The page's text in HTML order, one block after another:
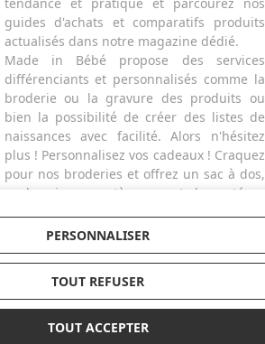
guides d'achats et comparatifs produits
actualisés dans notre magazine dédié.
Made in Bébé propose des services
différenciants et personnalisés comme la
broderie ou la gravure des produits ou
bien la possibilité de créer des listes de
naissances avec facilité. Alors n'hésitez
plus ! Personnalisez vos cadeaux ! Craquez
pour nos broderies et offrez un sac à dos,
un bavoir, un protège-carnet de santé ou
de l'enfant.PERSONNALISER
TOUT REFUSER
TOUT ACCEPTER